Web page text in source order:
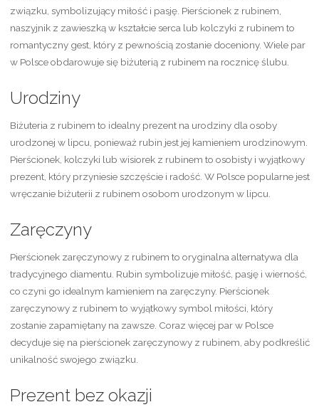
związku, symbolizujący miłość i pasję. Pierścionek z rubinem,
naszyjnik z zawieszką w kształcie serca lub kolczyki z rubinem to
romantyczny gest, który z pewnością zostanie doceniony. Wiele par
w Polsce obdarowuje się biżuterią z rubinem na rocznicę ślubu.
Urodziny
Biżuteria z rubinem to idealny prezent na urodziny dla osoby
urodzonej w lipcu, ponieważ rubin jest jej kamieniem urodzinowym.
Pierścionek, kolczyki lub wisiorek z rubinem to osobisty i wyjątkowy
prezent, który przyniesie szczęście i radość. W Polsce popularne jest
wręczanie biżuterii z rubinem osobom urodzonym w lipcu.
Zaręczyny
Pierścionek zaręczynowy z rubinem to oryginalna alternatywa dla
tradycyjnego diamentu. Rubin symbolizuje miłość, pasję i wierność,
co czyni go idealnym kamieniem na zaręczyny. Pierścionek
zaręczynowy z rubinem to wyjątkowy symbol miłości, który
zostanie zapamiętany na zawsze. Coraz więcej par w Polsce
decyduje się na pierścionek zaręczynowy z rubinem, aby podkreślić
unikalność swojego związku.
Prezent bez okazji